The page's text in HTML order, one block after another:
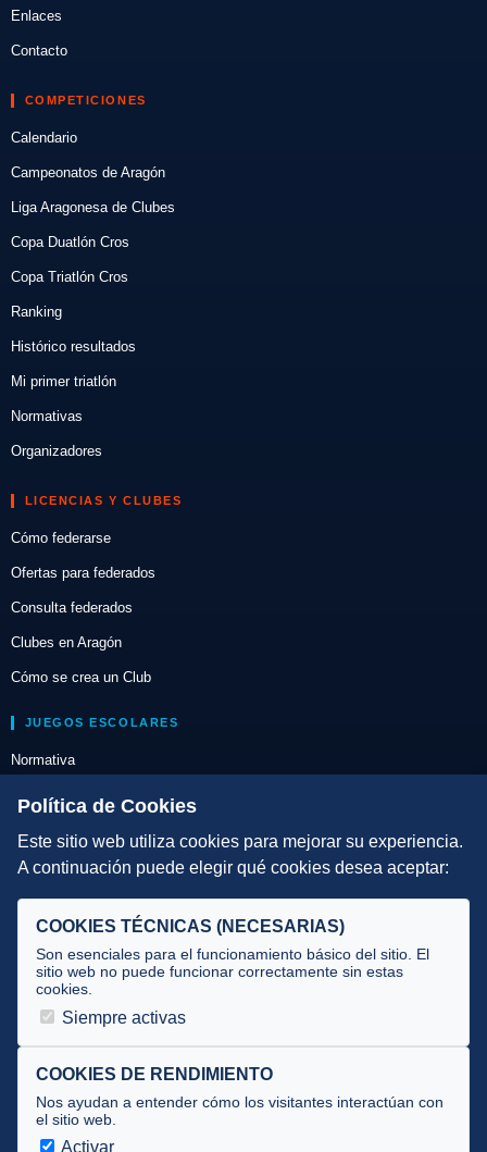
Enlaces
Contacto
COMPETICIONES
Calendario
Campeonatos de Aragón
Liga Aragonesa de Clubes
Copa Duatlón Cros
Copa Triatlón Cros
Ranking
Histórico resultados
Mi primer triatlón
Normativas
Organizadores
LICENCIAS Y CLUBES
Cómo federarse
Ofertas para federados
Consulta federados
Clubes en Aragón
Cómo se crea un Club
JUEGOS ESCOLARES
Normativa
Escuelas de Triatlón
DIRECCIÓN TÉCNICA
Selecciones
Tecnificación
JUECES Y OFICIALES
Documentos
Cursos
Circulares oficiales
Política de Cookies
Este sitio web utiliza cookies para mejorar su experiencia.
A continuación puede elegir qué cookies desea aceptar:
COOKIES TÉCNICAS (NECESARIAS)
Son esenciales para el funcionamiento básico del sitio. El
sitio web no puede funcionar correctamente sin estas
cookies.
Siempre activas
COOKIES DE RENDIMIENTO
Nos ayudan a entender cómo los visitantes interactúan con
el sitio web.
Activar